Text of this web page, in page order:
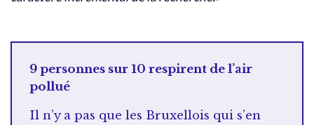
9 personnes sur 10 respirent de l’air
pollué
Il n’y a pas que les Bruxellois qui s’en